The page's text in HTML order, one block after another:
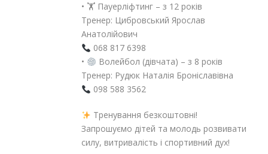
• 🏋️ Пауерліфтинг – з 12 років
Тренер: Цибровський Ярослав
Анатолійович
068 817 6398
•
Волейбол (дівчата) – з 8 років
Тренер: Рудюк Наталія Броніславівна
098 588 3562
Тренування безкоштовні!
Запрошуємо дітей та молодь розвивати
силу, витривалість і спортивний дух!